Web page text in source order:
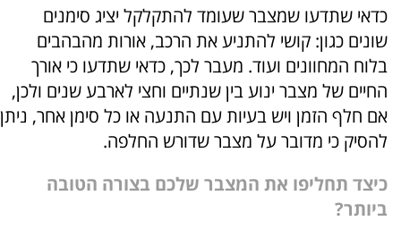
כדאי שתדעו שמצבר שעומד להתקלקל יציג סימנים
שונים כגון: קושי להתניע את הרכב, אורות מהבהבים
בלוח המחוונים ועוד. מעבר לכך, כדאי שתדעו כי אורך
החיים של מצבר ינוע בין שנתיים וחצי לארבע שנים ולכן,
אם חלף הזמן ויש בעיות עם התנעה או כל סימן אחר, ניתן
להסיק כי מדובר על מצבר שדורש החלפה.
כיצד תחליפו את המצבר שלכם בצורה הטובה
ביותר?